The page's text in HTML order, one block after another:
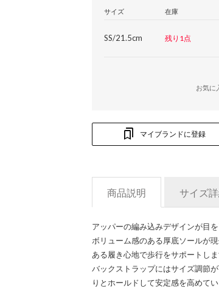
サイズ 在庫
SS/21.5cm 残り1点
お気に
マイブランドに登録
商品説明 サイズ
アッパーの編み込みデザインが目を
ボリューム感のある厚底ソールが
ある履き心地で歩行をサポートしま
バックストラップにはサイズ調節
りとホールドして安定感を高めてい